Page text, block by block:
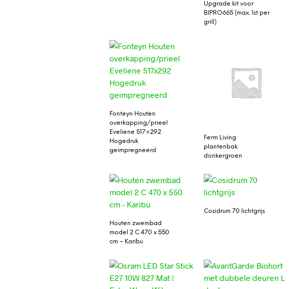
Upgrade kit voor
BIPRO665 (max. 1st per
grill)
Fonteyn Houten
overkapping/prieel
Eveliene 517×292
Hogedruk
geimpregneerd
Ferm Living
plantenbak
donkergroen
Houten zwembad
model 2 C 470 x 550
cm – Karibu
Cosidrum 70 lichtgrijs